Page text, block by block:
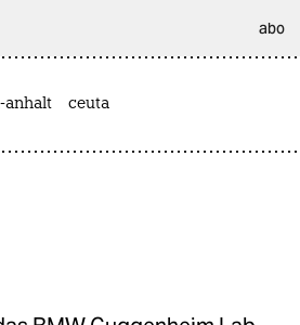
abo
anhalt ceuta